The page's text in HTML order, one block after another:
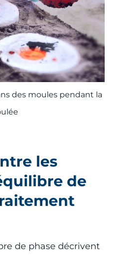
des moules pendant la
les
de
de phase décrivent